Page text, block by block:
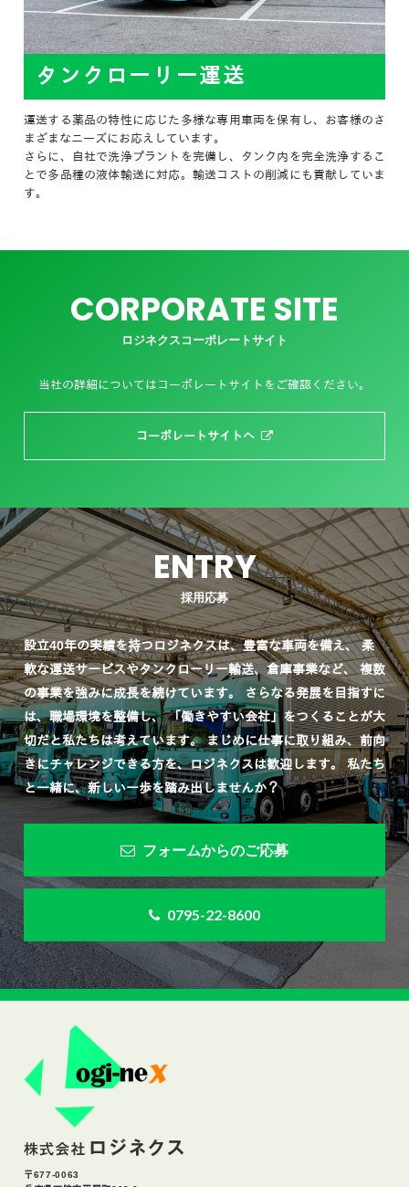
タンクローリー運送
運送する薬品の特性に応じた多様な専用車両を保有し、お客様のさ
まざまなニーズにお応えしています。
さらに、自社で洗浄プラントを完備し、タンク内を完全洗浄するこ
とで多品種の液体輸送に対応。輸送コストの削減にも貢献していま
す。
CORPORATE SITE
ロジネクスコーポレートサイト
当社の詳細についてはコーポレートサイトをご確認ください。
コーポレートサイトへ
ENTRY
採用応募
設立40年の実績を持つロジネクスは、豊富な車両を備え、柔
軟な運送サービスやタンクローリー輸送、倉庫事業など、複数
の事業を強みに成長を続けています。
さらなる発展を目指すに
は、職場環境を整備し、「働きやすい会社」をつくることが大
切だと私たちは考えています。まじめに仕事に取り組み、前向
きにチャレンジできる方を、ロジネクスは歓迎します。 私たち
と一緒に、新しい一歩を踏み出しませんか？
フォームからのご応募
0795-22-8600
〒677-0063